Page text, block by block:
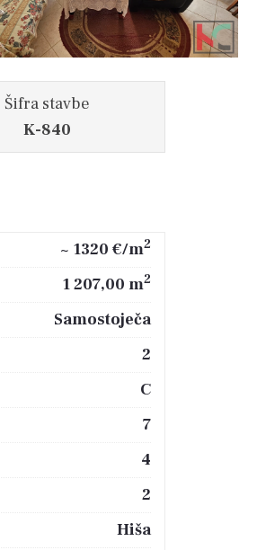
Šifra stavbe
K-840
~ 1320 €/m2
1 207,00 m2
Samostoječa
2
C
7
4
2
Hiša